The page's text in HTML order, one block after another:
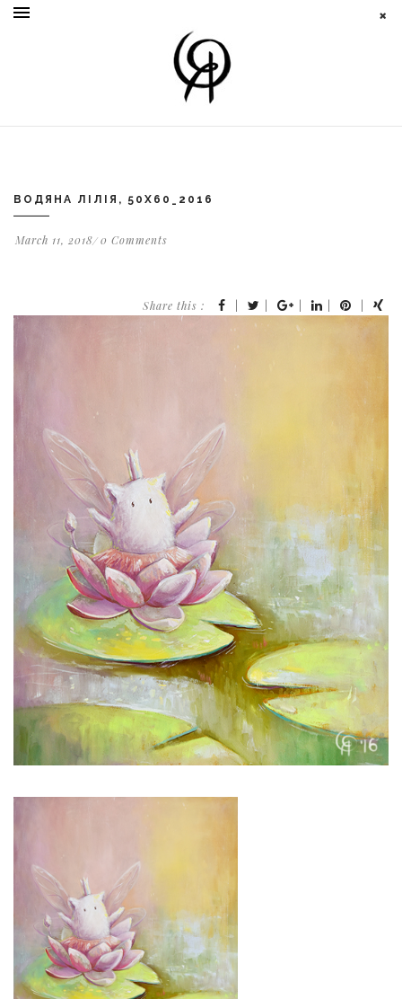
ВОДЯНА ЛІЛІЯ, 50X60_2016
March 11, 2018 0 Comments
Share this :